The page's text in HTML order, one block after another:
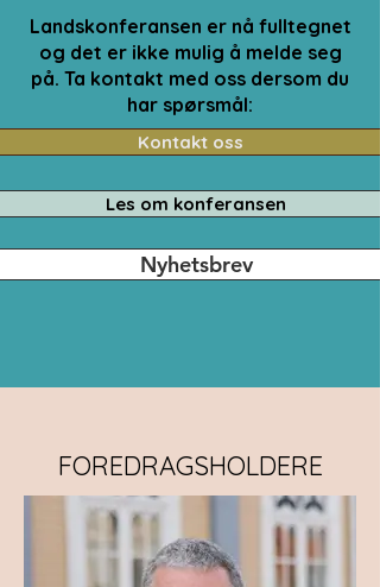
Landskonferansen er nå fulltegnet
og det er ikke mulig å melde seg
på. Ta kontakt med oss dersom du
har spørsmål:
Kontakt oss
Les om konferansen
Nyhetsbrev
FOREDRAGSHOLDERE